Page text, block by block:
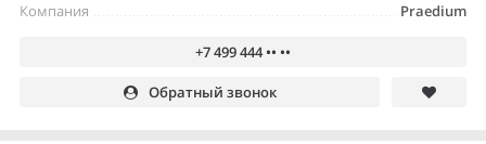
Praedium
Компания
+7 499 444 •• ••
Обратный звонок